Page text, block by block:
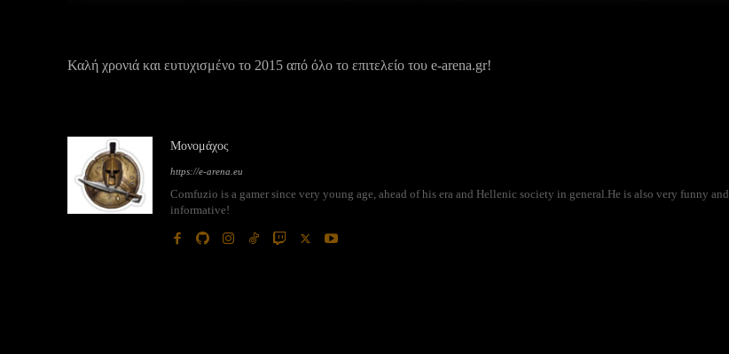
Καλή χρονιά και ευτυχισμένο το 2015 από όλο το επιτελείο του e-arena.gr!
Μονομάχος
https://e-arena.eu
Comfuzio is a gamer since very young age, ahead of his era and Hellenic society in general.He is also very funny and
informative!